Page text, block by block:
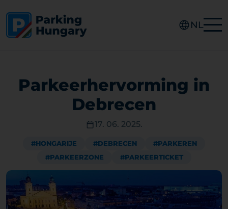
NL
Parkeerhervorming in
Debrecen
17. 06. 2025.
#HONGARIJE #DEBRECEN
#PARKEREN
#PARKEERZONE
#PARKEERTICKET